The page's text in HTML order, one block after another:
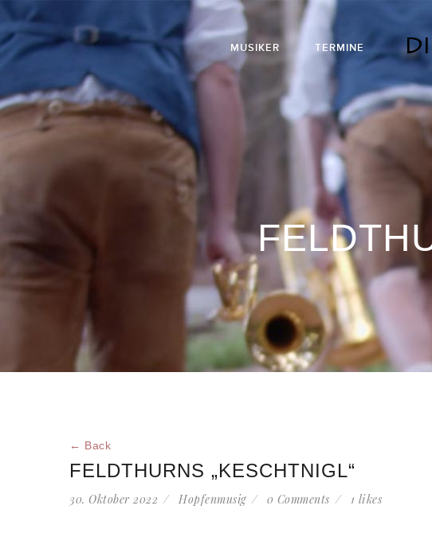
MUSIKER TERMINE
← Back
FELDTHURNS „KESCHTNIGL“
30. Oktober 2022 Hopfenmusig 0 Comments 1 likes